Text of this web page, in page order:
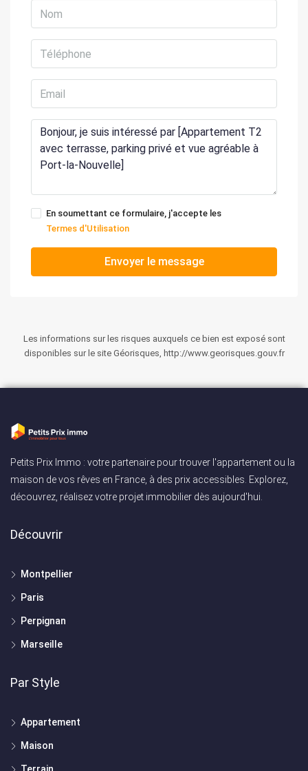
En soumettant ce formulaire, j'accepte les
Termes d'Utilisation
Envoyer le message
Les informations sur les risques auxquels ce bien est exposé sont
disponibles sur le site Géorisques, http://www.georisques.gouv.fr
Petits Prix Immo : votre partenaire pour trouver l'appartement ou la
maison de vos rêves en France, à des prix accessibles. Explorez,
découvrez, réalisez votre projet immobilier dès aujourd'hui.
Découvrir
Montpellier
Paris
Perpignan
Marseille
Par Style
Appartement
Maison
Terrain